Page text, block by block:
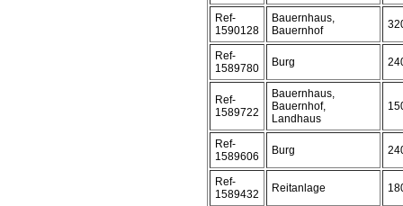
Ref-
1590128
Bauernhaus,
Bauernhof
Ref-
1589780
Burg
Ref-
1589722
Bauernhaus,
Bauernhof,
Landhaus
Ref-
1589606
Burg
Ref-
1589432
Reitanlage